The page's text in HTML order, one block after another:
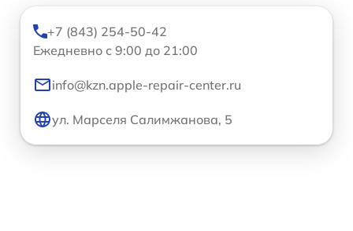
+7 (843) 254-50-42
Ежедневно с 9:00 до 21:00
info@kzn.apple-repair-center.ru
ул. Марселя Салимжанова, 5